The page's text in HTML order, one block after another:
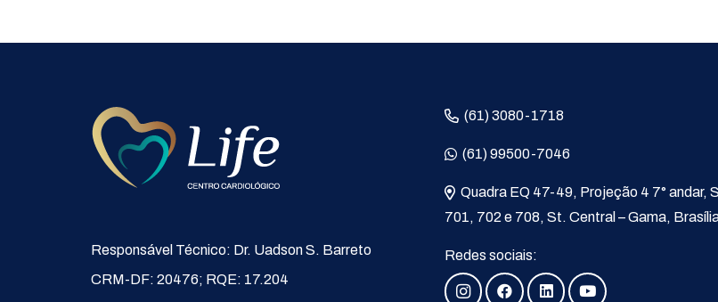
Responsável Técnico: Dr. Uadson S. Barreto
CRM-DF: 20476; RQE: 17.204
(61) 3080-1718
(61) 99500-7046
Quadra EQ 47-49, Projeção 4 7° andar,
701, 702 e 708, St. Central – Gama,
Redes sociais: